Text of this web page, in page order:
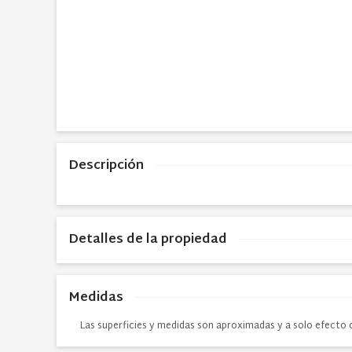
Descripción
Detalles de la propiedad
Medidas
Las superficies y medidas son aproximadas y a solo